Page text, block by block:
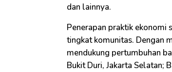
dan lainnya.
Penerapan praktik
tingkat komunitas. Dengan
mendukung pertumbuhan
Bukit Duri, Jakarta Selatan;